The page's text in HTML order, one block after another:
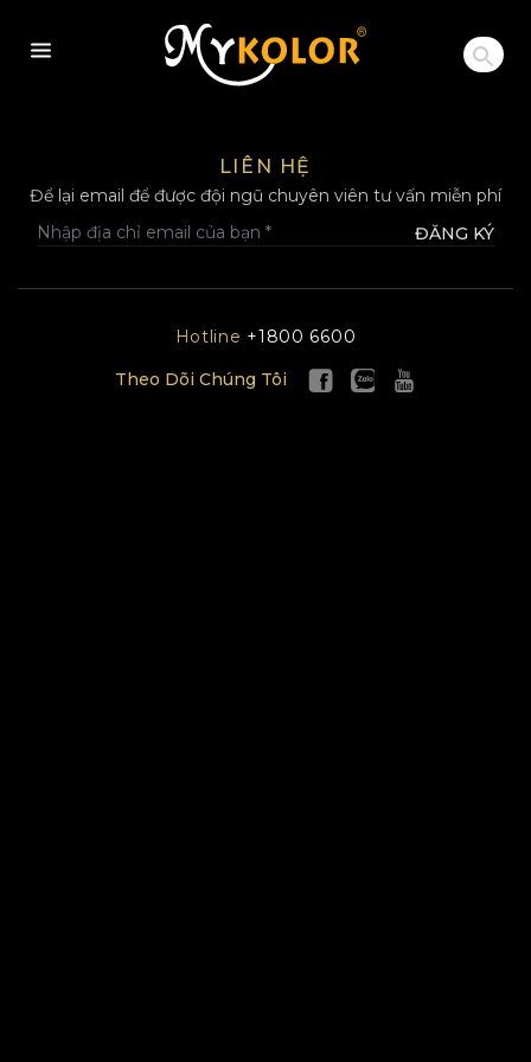
MYKOLOR
LIÊN HỆ
Để lại email để được đội ngũ chuyên viên tư vấn miễn phí
ĐĂNG KÝ
Hotline +1800 6600
Theo Dõi Chúng Tôi